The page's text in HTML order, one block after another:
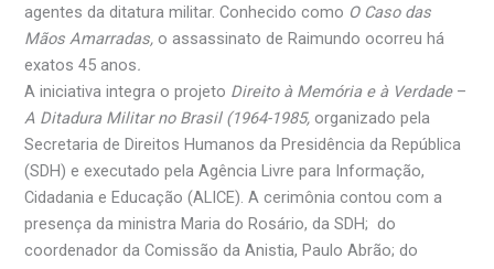
agentes da ditatura militar. Conhecido como O Caso das
Mãos Amarradas, o assassinato de Raimundo ocorreu há
exatos 45 anos.
A iniciativa integra o projeto Direito à Memória e à Verdade–
A Ditadura Militar no Brasil (1964-1985, organizado pela
Secretaria de Direitos Humanos da Presidência da República
(SDH) e executado pela Agência Livre para Informação,
Cidadania e Educação (ALICE). A cerimônia contou com a
presença da ministra Maria do Rosário, da SDH; do
coordenador da Comissão da Anistia, Paulo Abrão; do